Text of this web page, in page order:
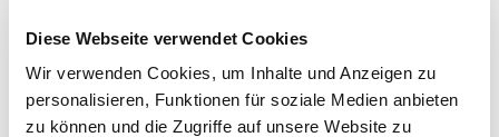
Diese Webseite verwendet Cookies
Wir verwenden Cookies, um Inhalte und Anzeigen zu
personalisieren, Funktionen für soziale Medien anbieten
zu können und die Zugriffe auf unsere Website zu